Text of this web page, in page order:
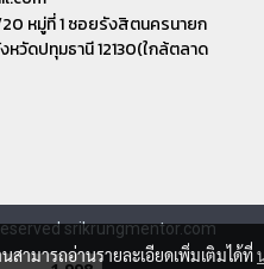
หมู่ที่ 1 ซอยรังสิตนครนายก
วัดปทุมธานี​ 12130(ใกล้ตลาด
srikrungmentor.com
ามารถอ่านรายละเอียดเพิ่มเติมได้ที่